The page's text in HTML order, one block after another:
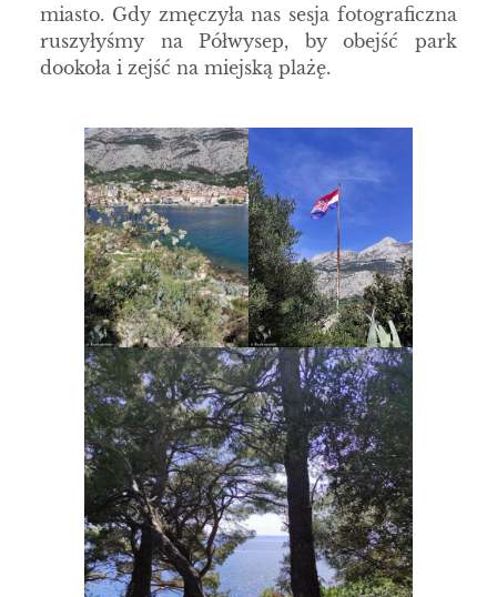
miasto. Gdy zmęczyła nas sesja fotograficzna
ruszyłyśmy na Półwysep, by obejść park
dookoła i zejść na miejską plażę.